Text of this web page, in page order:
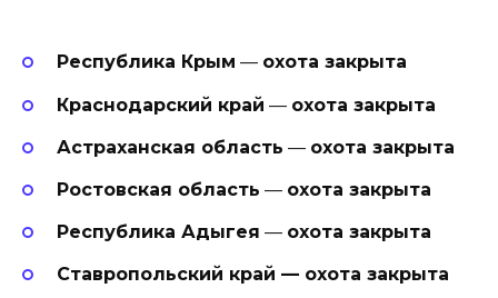
Республика Крым — охота закрыта
Краснодарский край — охота закрыта
Астраханская область — охота закрыта
Ростовская область — охота закрыта
Республика Адыгея — охота закрыта
Ставропольский край — охота закрыта